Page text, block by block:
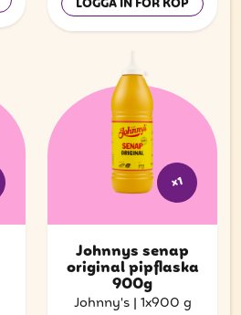
LOGGA IN FÖR KÖP
x1
Johnnys senap
original pipflaska
900g
Johnny's | 1x900 g